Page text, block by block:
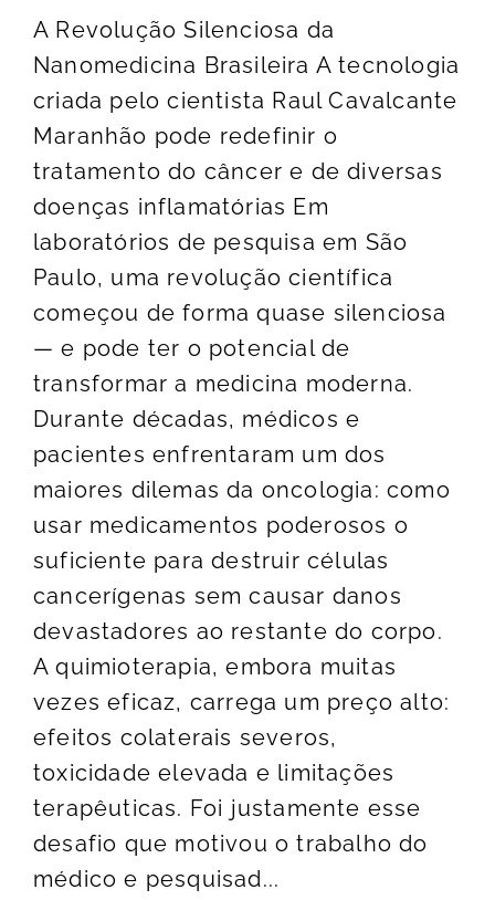
A Revolução Silenciosa da
Nanomedicina Brasileira A tecnologia
criada pelo cientista Raul Cavalcante
Maranhão pode redefinir o
tratamento do câncer e de diversas
doenças inflamatórias Em
laboratórios de pesquisa em São
Paulo, uma revolução científica
começou de forma quase silenciosa
— e pode ter o potencial de
transformar a medicina moderna.
Durante décadas, médicos e
pacientes enfrentaram um dos
maiores dilemas da oncologia: como
usar medicamentos poderosos o
suficiente para destruir células
cancerígenas sem causar danos
devastadores ao restante do corpo.
A quimioterapia, embora muitas
vezes eficaz, carrega um preço alto:
efeitos colaterais severos,
toxicidade elevada e limitações
terapêuticas. Foi justamente esse
desafio que motivou o trabalho do
médico e pesquisad...